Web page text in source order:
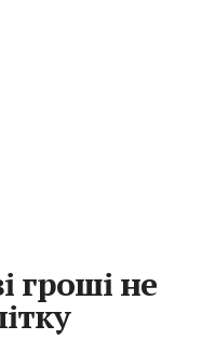
гроші не